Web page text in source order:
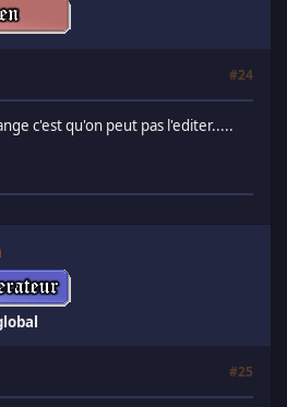
#24
c'est qu'on peut pas l'editer.....
#25